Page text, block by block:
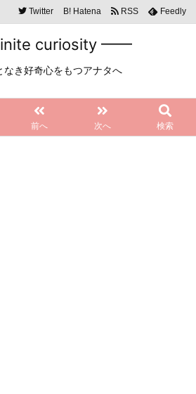
curiosity ━━
なき好奇心をもつアナタへ
前へ 次へ 検索
Twitter B! Hatena RSS Feedly